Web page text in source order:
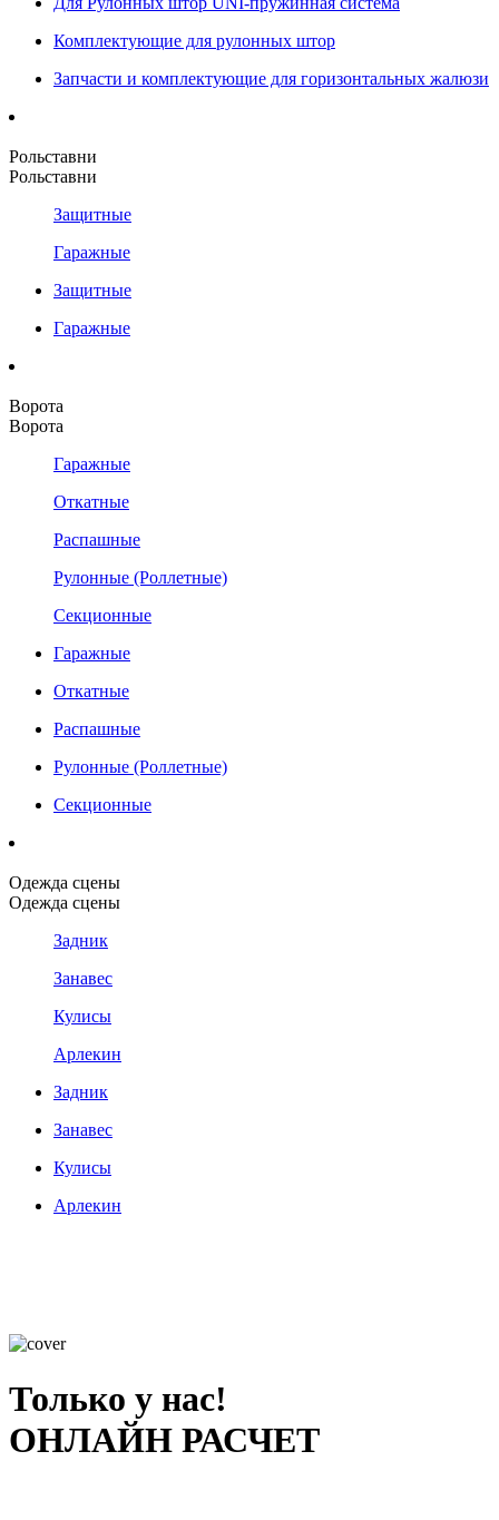
Комплектующие для рулонных штор
Запчасти и комплектующие для горизонтальных жалюзи
Рольставни
Рольставни
Защитные
Гаражные
Защитные
Гаражные
Ворота
Ворота
Гаражные
Откатные
Распашные
Рулонные (Роллетные)
Секционные
Гаражные
Откатные
Распашные
Рулонные (Роллетные)
Секционные
Одежда сцены
Одежда сцены
Задник
Занавес
Кулисы
Арлекин
Задник
Занавес
Кулисы
Арлекин
Только у нас!
ОНЛАЙН РАСЧЕТ